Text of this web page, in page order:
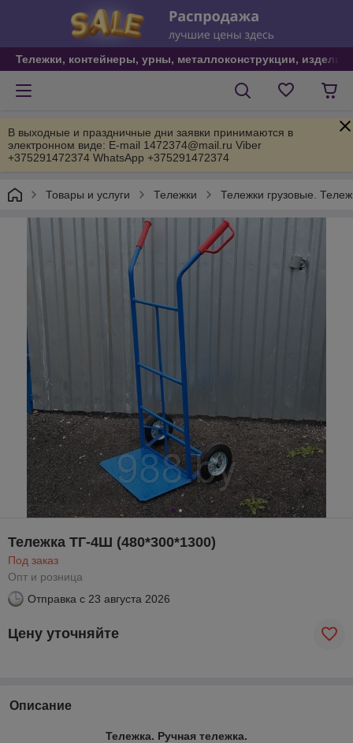
Тележки, контейнеры, урны, металлоконструкции,
В выходные и праздничные дни заявки принимаются в
электронном виде: E-mail 1472374@mail.ru Viber
+375291472374 WhatsApp +375291472374
Товары и услуги Тележки Тележки грузовые.
Тележка ТГ-4Ш (480*300*1300)
Под заказ
Опт и розница
Отправка с 23 августа 2026
Цену уточняйте
Описание
Тележка. Ручная тележка.